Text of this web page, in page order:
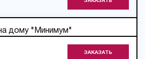
ЗАКАЗАТЬ
дому "Минимум"
ЗАКАЗАТЬ